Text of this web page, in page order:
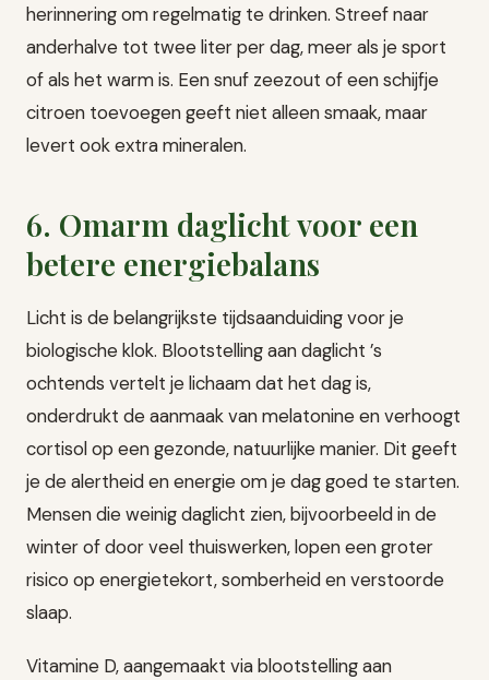
herinnering om regelmatig te drinken. Streef naar
anderhalve tot twee liter per dag, meer als je sport
of als het warm is. Een snuf zeezout of een schijfje
citroen toevoegen geeft niet alleen smaak, maar
levert ook extra mineralen.
6. Omarm daglicht voor een
betere energiebalans
Licht is de belangrijkste tijdsaanduiding voor je
biologische klok. Blootstelling aan daglicht ’s
ochtends vertelt je lichaam dat het dag is,
onderdrukt de aanmaak van melatonine en verhoogt
cortisol op een gezonde, natuurlijke manier. Dit geeft
je de alertheid en energie om je dag goed te starten.
Mensen die weinig daglicht zien, bijvoorbeeld in de
winter of door veel thuiswerken, lopen een groter
risico op energietekort, somberheid en verstoorde
slaap.
Vitamine D, aangemaakt via blootstelling aan